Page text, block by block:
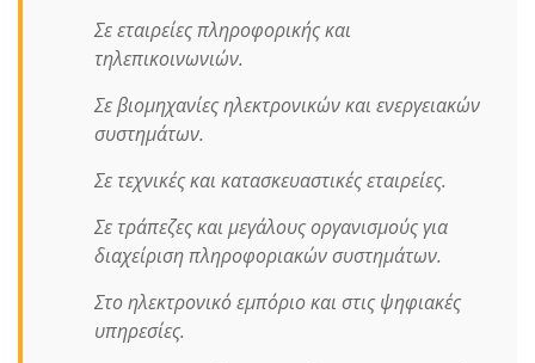
Σε εταιρείες πληροφορικής και
τηλεπικοινωνιών.
Σε βιομηχανίες ηλεκτρονικών και ενεργειακών
συστημάτων.
Σε τεχνικές και κατασκευαστικές εταιρείες.
Σε τράπεζες και μεγάλους οργανισμούς για
διαχείριση πληροφοριακών συστημάτων.
Στο ηλεκτρονικό εμπόριο και στις ψηφιακές
υπηρεσίες.